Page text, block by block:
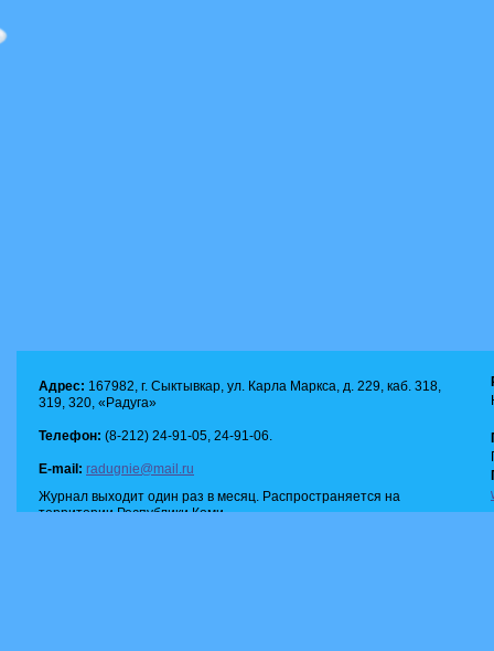
Адрес: 167982, г. Сыктывкар, ул. Карла Маркса, д. 229, каб. 318,
319, 320, «Радуга»
Телефон: (8-212) 24-91-05, 24-91-06.
E-mail: radugnie@mail.ru
Журнал выходит один раз в месяц. Распространяется на
территории Республики Коми.